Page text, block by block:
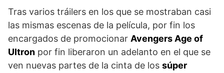
Tras varios tráilers en los que se mostraban casi
las mismas escenas de la película, por fin los
encargados de promocionar Avengers Age of
Ultron por fin liberaron un adelanto en el que se
ven nuevas partes de la cinta de los súper